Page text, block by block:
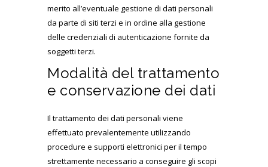
merito all’eventuale gestione di dati personali
da parte di siti terzi e in ordine alla gestione
delle credenziali di autenticazione fornite da
soggetti terzi.
Modalità del trattamento
e conservazione dei dati
Il trattamento dei dati personali viene
effettuato prevalentemente utilizzando
procedure e supporti elettronici per il tempo
strettamente necessario a conseguire gli scopi